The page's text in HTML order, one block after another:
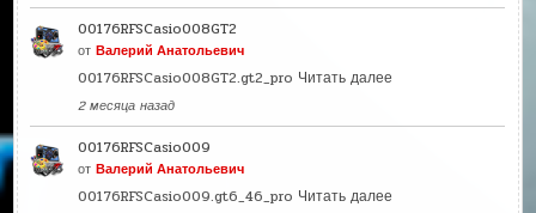
00176RFSCasio008GT2
отВалерий Анатольевич
00176RFSCasio008GT2.gt2_pro Читать далее
2 месяца назад
00176RFSCasio009
отВалерий Анатольевич
00176RFSCasio009.gt6_46_pro Читать далее